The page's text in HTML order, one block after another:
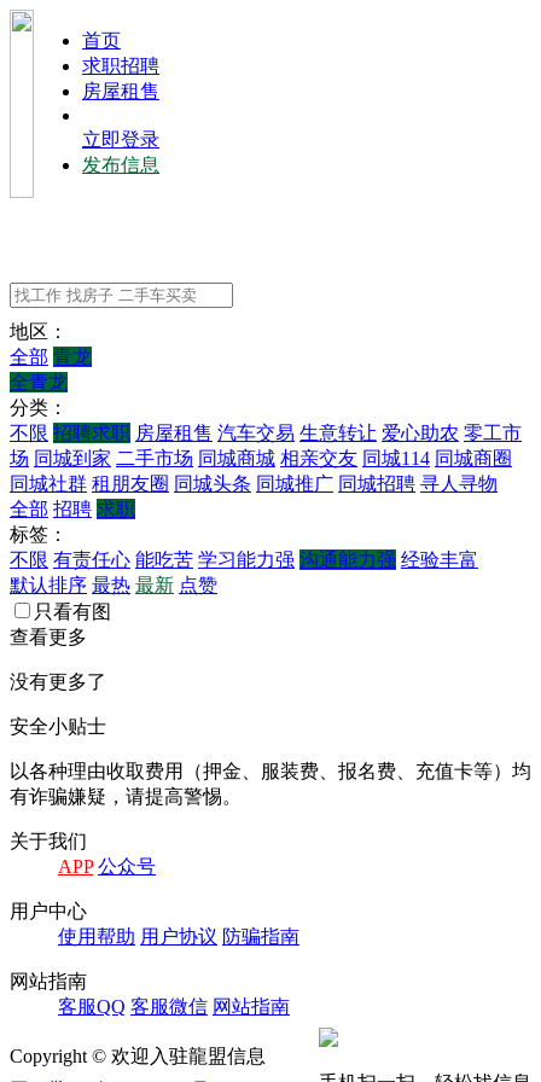
⾸⻚
求职招聘
房屋租售
立即登录
发布信息
地区：
全部 青龙
全青龙
分类：
不限 招聘求职 房屋租售 汽车交易 生意转让 爱心助农 零工市
场 同城到家 二手市场 同城商城 相亲交友 同城114 同城商圈
同城社群 租朋友圈 同城头条 同城推广 同城招聘 寻人寻物
全部 招聘 求职
标签：
不限 有责任心 能吃苦 学习能力强 沟通能力强 经验丰富
默认排序 最热 最新 点赞
只看有图
查看更多
没有更多了
安全小贴士
以各种理由收取费⽤（押⾦、服装费、报名费、充值卡等）均
有诈骗嫌疑，请提⾼警惕。
关于我们
APP 公众号
⽤户中⼼
使⽤帮助 ⽤户协议 防骗指南
⽹站指南
客服QQ 客服微信 ⽹站指南
Copyright © 欢迎入驻龍盟信息